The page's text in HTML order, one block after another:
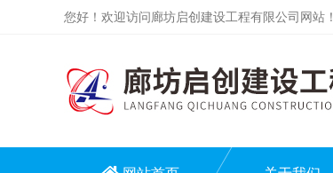
您好！欢迎访问廊坊启创建设工程有限公司网站！